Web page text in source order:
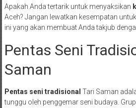
Apakah Anda tertarik untuk menyaksikan
Aceh? Jangan lewatkan kesempatan
ini yang akan membuat Anda takjub
Pentas Seni
Saman
Pentas seni tradisional Tari Saman
tunggu oleh penggemar seni budaya.